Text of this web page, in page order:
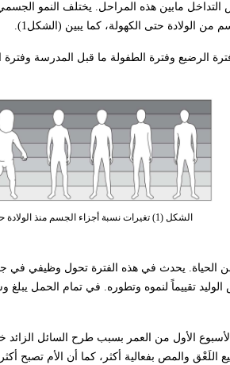
مابين هذه المراحل. يختلف النمو
الولادة حتى الكهولة، كما يبين (الشكل1).
الرضيع وفترة الطفولة ما قبل المدرسة وفترة
الشكل (1) تغيرات نسبة أجزاء الجسم منذ الولادة حتى الكهولة
من الحياة. يحدث في هذه الفترة تحول وظيفي
من وزن الولادة في الأسبوع الأول من العمر بسبب طرح
اللَعْق والمص بفعالية أكثر، كما أن الأم تصبح